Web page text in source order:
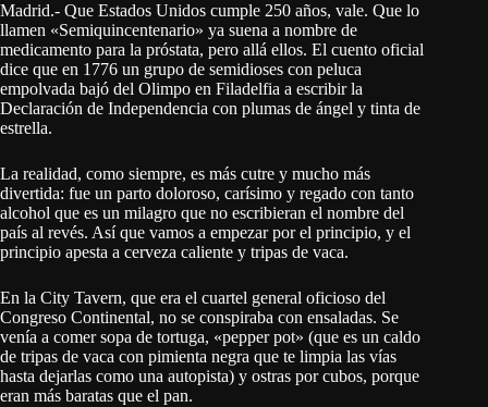
Madrid.- Que Estados Unidos cumple 250 años, vale. Que lo
llamen «Semiquincentenario» ya suena a nombre de
medicamento para la próstata, pero allá ellos. El cuento oficial
dice que en 1776 un grupo de semidioses con peluca
empolvada bajó del Olimpo en Filadelfia a escribir la
Declaración de Independencia con plumas de ángel y tinta de
estrella.
La realidad, como siempre, es más cutre y mucho más
divertida: fue un parto doloroso, carísimo y regado con tanto
alcohol que es un milagro que no escribieran el nombre del
país al revés. Así que vamos a empezar por el principio, y el
principio apesta a cerveza caliente y tripas de vaca.
En la City Tavern, que era el cuartel general oficioso del
Congreso Continental, no se conspiraba con ensaladas. Se
venía a comer sopa de tortuga, «pepper pot» (que es un caldo
de tripas de vaca con pimienta negra que te limpia las vías
hasta dejarlas como una autopista) y ostras por cubos, porque
eran más baratas que el pan.